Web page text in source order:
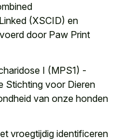
(XSCID) en
door Paw Print
I (MPS1) -
Stichting voor Dieren
van onze honden
vroegtijdig identificeren